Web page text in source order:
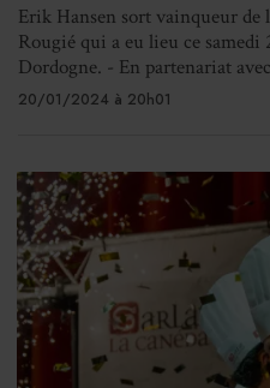
Erik Hansen sort vainqueur de
Rougié qui a eu lieu ce samedi
Dordogne. - En partenariat
20/01/2024 à 20h01